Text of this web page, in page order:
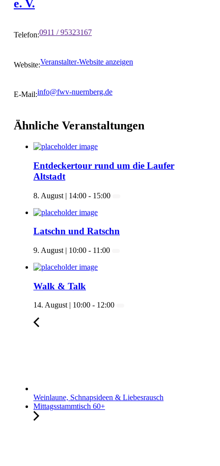
e. V.
Telefon:0911 / 95323167
Website:Veranstalter-Website anzeigen
E-Mail:info@fwv-nuernberg.de
Ähnliche Veranstaltungen
Entdeckertour rund um die Laufer
Altstadt
8. August | 14:00 - 15:00
Latschn und Ratschn
9. August | 10:00 - 11:00
Walk & Talk
14. August | 10:00 - 12:00
Weinlaune, Schnapsideen & Liebesrausch
Mittagsstammtisch 60+